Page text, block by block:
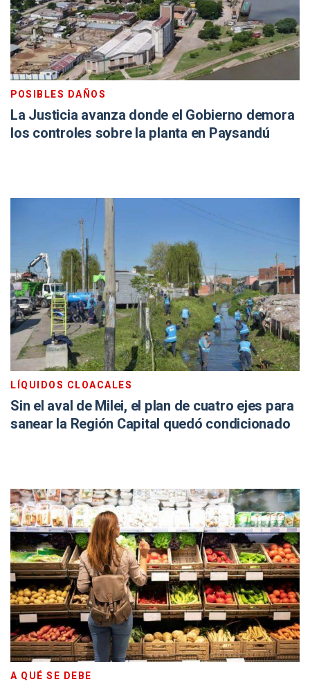
POSIBLES DAÑOS
La Justicia avanza donde el Gobierno demora
los controles sobre la planta en Paysandú
LÍQUIDOS CLOACALES
Sin el aval de Milei, el plan de cuatro ejes para
sanear la Región Capital quedó condicionado
A QUÉ SE DEBE